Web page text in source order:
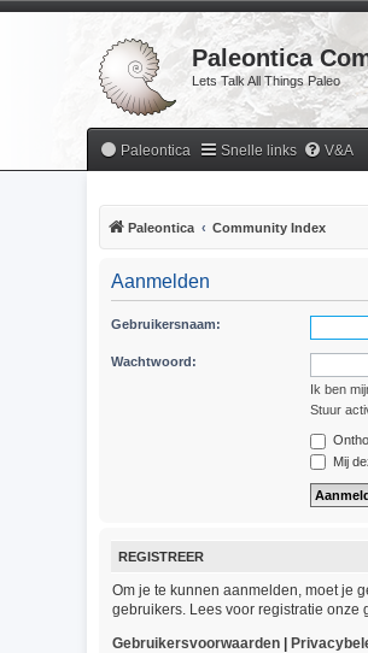
Paleontica
Lets Talk All Things Paleo
Paleontica Snelle links V&A
Paleontica Community Index
Aanmelden
Gebruikersnaam:
Wachtwoord:
Ik ben
Stuur
Mij
REGISTREER
Om je te kunnen aanmelden, moet je
gebruikers. Lees voor registratie onze
Gebruikersvoorwaarden |